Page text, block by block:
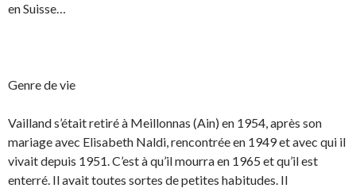
en Suisse…
Genre de vie
Vailland s’était retiré à Meillonnas (Ain) en 1954, après son
mariage avec Elisabeth Naldi, rencontrée en 1949 et avec qui il
vivait depuis 1951. C’est à qu’il mourra en 1965 et qu’il est
enterré. Il avait toutes sortes de petites habitudes. Il